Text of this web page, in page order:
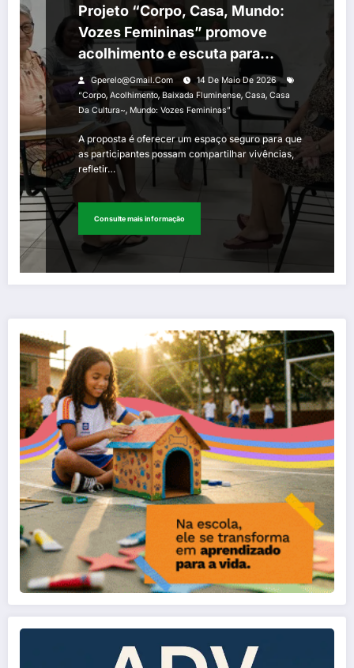
Projeto “Corpo, Casa, Mundo:
Vozes Femininas” promove
acolhimento e escuta para
mulheres na Casa da Cultura da
Baixada
Gperelo@gmail.com
14 De Maio De 2026
“Corpo, Acolhimento, Baixada Fluminense, Casa, Casa
Da Cultura~, Mundo: Vozes Femininas”
A proposta é oferecer um espaço seguro para que
as participantes possam compartilhar vivências,
refletir…
Consulte mais informação